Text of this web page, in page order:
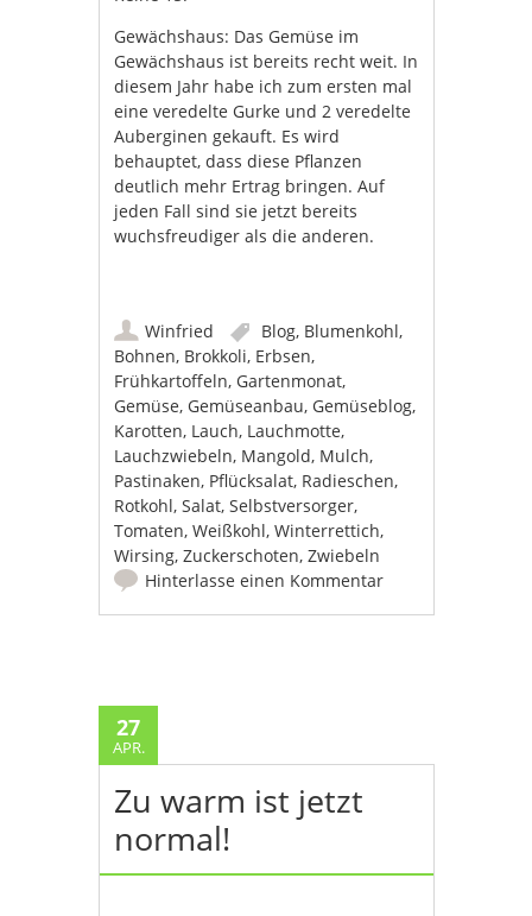
Gewächshaus: Das Gemüse im
Gewächshaus ist bereits recht weit. In
diesem Jahr habe ich zum ersten mal
eine veredelte Gurke und 2 veredelte
Auberginen gekauft. Es wird
behauptet, dass diese Pflanzen
deutlich mehr Ertrag bringen. Auf
jeden Fall sind sie jetzt bereits
wuchsfreudiger als die anderen.
Winfried Blog, Blumenkohl,
Bohnen, Brokkoli, Erbsen,
Frühkartoffeln, Gartenmonat,
Gemüse, Gemüseanbau, Gemüseblog,
Karotten, Lauch, Lauchmotte,
Lauchzwiebeln, Mangold, Mulch,
Pastinaken, Pflücksalat, Radieschen,
Rotkohl,Salat,Selbstversorger,
Tomaten,Weißkohl,Winterrettich,
Wirsing,Zuckerschoten,Zwiebeln
Hinterlasse einen Kommentar
27
APR.
Zu warm ist jetzt
normal!